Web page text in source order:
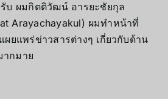
บ ผมกิตติวัฒน์ อารยะชัยกุล
Arayachayakul) ผมทำหน้าที่
ผยแพร่ข่าวสารต่างๆ เกี่ยวกับด้าน
ากมาย